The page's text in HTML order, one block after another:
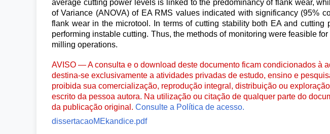
average cutting power levels is linked to the predominancy of flank wear,
of Variance (ANOVA) of EA RMS values indicated with significancy (95%
flank wear in the microtool. In terms of cutting stability both EA and
performing instable cutting. Thus, the methods of monitoring were feasible
milling operations.
AVISO — A consulta e o download deste documento ficam condicionados à
destina-se exclusivamente a atividades privadas de estudo, ensino e
proibida sua comercialização, reprodução integral, distribuição ou
escrito da pessoa autora. Na utilização ou citação de qualquer parte do
da publicação original. Consulte a Política de acesso.
dissertacaoMEkandice.pdf